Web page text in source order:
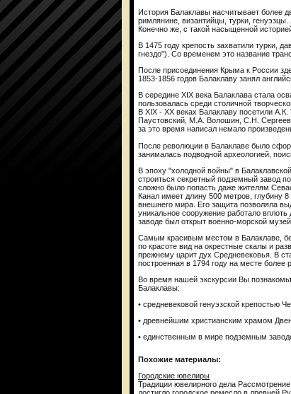
История Балаклавы насчитывает более
римлянине, византийцы, турки,
Конечно же, с такой насыщенной
В 1475 году крепость захватили турки,
гнездо"). Со временем это название
После присоединения Крыма к России
1853-1856 годов Балаклаву занял
В середине XIX века Балаклава стала
пользовалась среди столичной
В XIX - XX веках Балаклаву посетили
Паустовский, М.А. Волошин, С.Н.
за это время написал немало
После революции в Балаклаве было
занималась подводной археологией,
В эпоху "холодной войны" в
строиться секретный подземный завод
сложно было попасть даже жителям
Канал имеет длину 500 метров, глубину
внешнего мира. Его защита позволяла
уникальное сооружение работало
заводе был открыт военно-морской
Самым красивым местом в Балаклаве,
по красоте вид на окрестные скалы и
прежнему царит дух Средневековья. В
построенная в 1794 году на месте более
Во время нашей экскурсии Вы
Балаклавы:
• средневековой генуэзской крепостью
• древнейшим христианским храмом
• единственным в мире подземным
Похожие материалы:
Городские ювелиры
Традиции ювелирного дела